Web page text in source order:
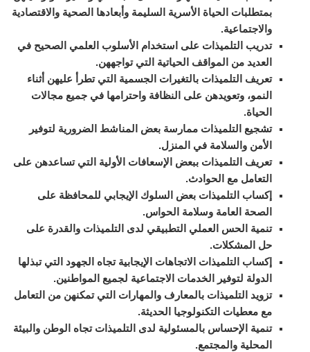
بمتطلبات الحياة الأسرية السليمة وأبعادها الصحية والاقتصادية
والاجتماعية.
تدريب التلميذات على استخدام الأسلوب العلمي الصحيح في
العديد من المواقف الحياتية التي تواجههن.
تعريف التلميذات بالتغيرات الجسمية التي تطرأ عليهن أثناء
النمو، وتعويدهن على النظافة واحترامها في جميع مجالات
الحياة.
تشجيع التلميذات ممارسة بعض المناشط الضرورية لتوفير
الأمن والسلامة في المنزل.
تعريف التلميذات ببعض الإسعافات الأولية التي تساعدهن على
التعامل مع الحوادث.
إكساب التلميذات بعض السلوك الإيجابي للمحافظة على
الصحة العامة وسلامة الحواس.
تنمية الحس العملي التطبيقي لدى التلميذات والقدرة على
حل المشكلات.
إكساب التلميذات الاتجاهات الإيجابية تجاه الجهود التي تبذلها
الدولة لتوفير الخدمات الاجتماعية لجميع المواطنين.
تزويد التلميذات بالمعارف والمهارات التي تمكنهن من التعامل
مع معطيات التكنولوجيا الحديثة.
تنمية الإحساس بالمسئولية لدى التلميذات تجاه الوطن والبيئة
المحلية والمجتمع.